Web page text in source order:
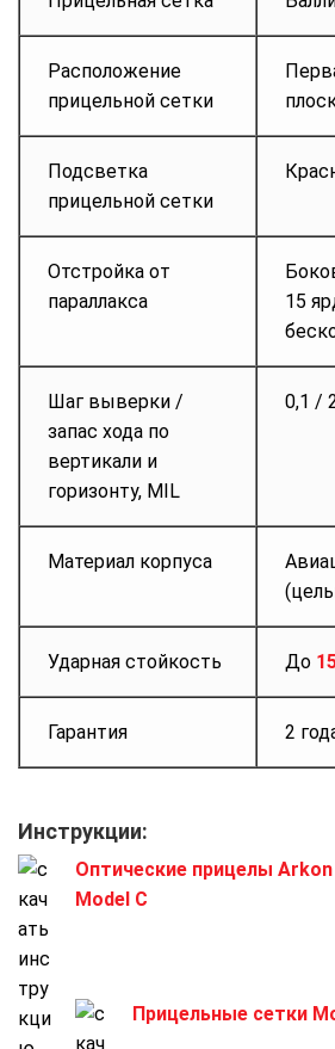
Расположение
прицельной сетки
Подсветка
прицельной сетки
Отстройка от
параллакса
15
Шаг выверки /
запас хода по
вертикали и
горизонту, MIL
0,1 /
Материал корпуса
Ударная стойкость До
Гарантия 2
Инструкции:
Оптические прицелы
Model C
Прицельные сетки